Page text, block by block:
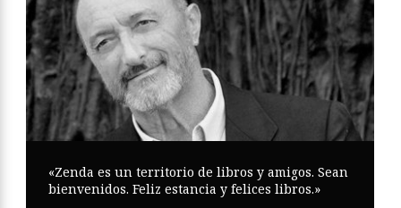
«Zenda es un territorio de libros y amigos. Sean
bienvenidos. Feliz estancia y felices libros.»